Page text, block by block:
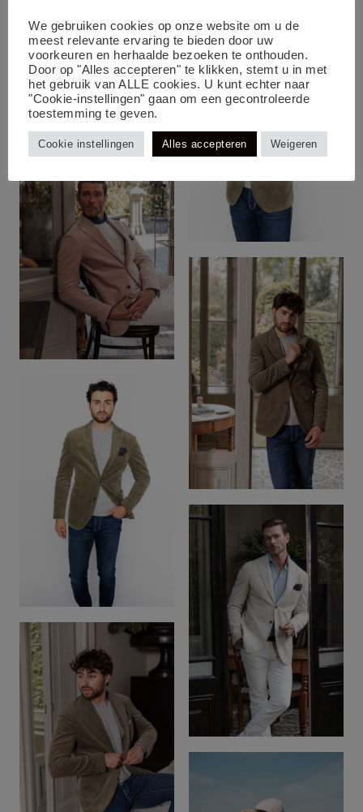
We gebruiken cookies op onze website om u de
meest relevante ervaring te bieden door uw
voorkeuren en herhaalde bezoeken te onthouden.
Door op "Alles accepteren" te klikken, stemt u in met
het gebruik van ALLE cookies. U kunt echter naar
"Cookie-instellingen" gaan om een gecontroleerde
toestemming te geven.
Cookie instellingen Alles accepteren Weigeren